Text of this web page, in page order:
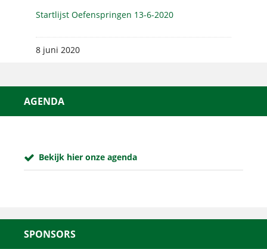
Startlijst Oefenspringen 13-6-2020
8 juni 2020
AGENDA
Bekijk hier onze agenda
SPONSORS